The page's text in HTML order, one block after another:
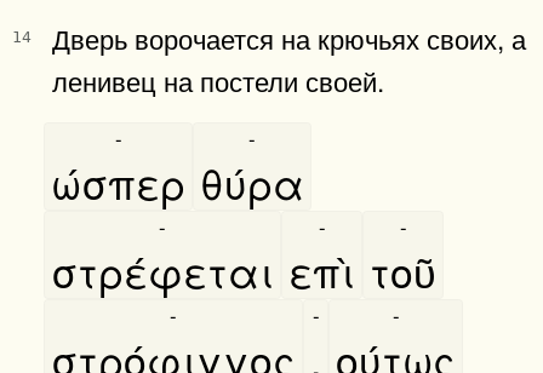
14
Дверь ворочается на крючьях своих, а
ленивец на постели своей.
ώσπερ
-
θύρα
-
στρέφεται
-
επὶ
-
τοῦ
-
στρόφιγγος
-
,
-
ούτως
-